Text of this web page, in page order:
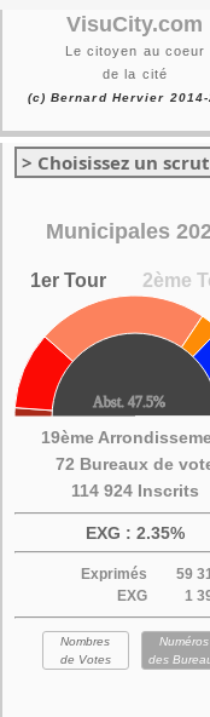
VisuCity.com
Le citoyen au coeur
de la cité
(c) Bernard Hervier 2014-
> Choisissez un
Municipales
1er Tour 2ème
19ème
72 Bureaux de
114 924 Inscrits
EXG : 2.35%
Exprimés
59
EXG
1
Nombres
de Votes
Numéros
des